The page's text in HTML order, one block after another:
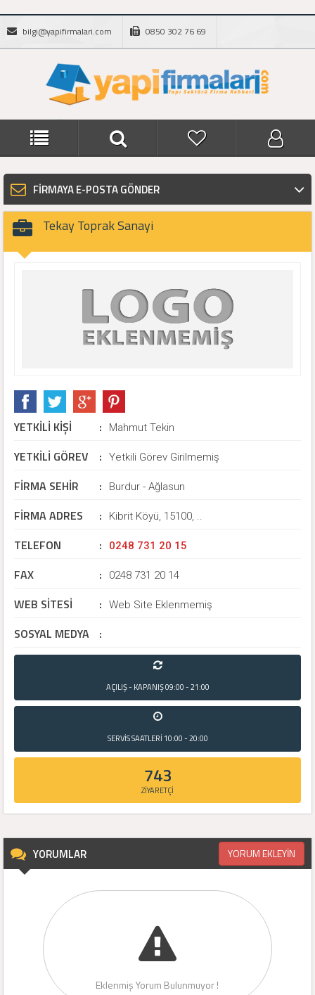
bilgi@yapifirmalari.com 0850 302 76 69
FİRMAYA E-POSTA GÖNDER
Tekay Toprak Sanayi
YETKİLİ KİŞİ : Mahmut Tekin
YETKİLİ GÖREV : Yetkili Görev Girilmemiş
FİRMA SEHİR : Burdur - Ağlasun
FİRMA ADRES : Kibrit Köyü, 15100, ..
TELEFON : 0248 731 20 15
FAX : 0248 731 20 14
WEB SİTESİ : Web Site Eklenmemiş
SOSYAL MEDYA :
AÇILIŞ - KAPANIŞ09:00 - 21:00
SERVİS SAATLERİ 10:00 - 20:00
743
ZİYARETÇİ
YORUMLAR YORUM EKLEYİN
Eklenmiş Yorum Bulunmuyor !